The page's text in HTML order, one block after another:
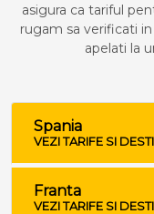
asigura ca tariful
rugam sa verificati
apelati la
Spania
VEZI TARIFE SI
Franta
VEZI TARIFE SI